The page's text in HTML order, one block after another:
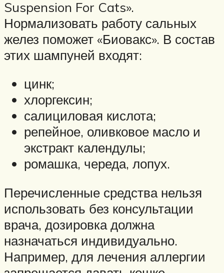
Suspension For Cats».
Нормализовать работу сальных
желез поможет «Биовакс». В состав
этих шампуней входят:
цинк;
хлоргексин;
салициловая кислота;
репейное, оливковое масло и
экстракт календулы;
ромашка, череда, лопух.
Перечисленные средства нельзя
использовать без консультации
врача, дозировка должна
назначаться индивидуально.
Например, для лечения аллергии